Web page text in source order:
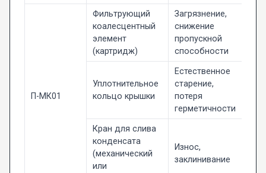
П-МК01
Фильтрующий
коалесцентный
элемент
(картридж)
Загрязнение,
снижение
пропускной
способности
Уплотнительное
кольцо крышки
Естественное
старение,
потеря
герметичности
Кран для слива
конденсата
(механический
или
Износ,
заклинивание